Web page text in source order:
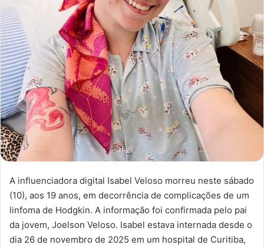
A influenciadora digital Isabel Veloso morreu neste sábado
(10), aos 19 anos, em decorrência de complicações de um
linfoma de Hodgkin. A informação foi confirmada pelo pai
da jovem, Joelson Veloso. Isabel estava internada desde o
dia 26 de novembro de 2025 em um hospital de Curitiba,